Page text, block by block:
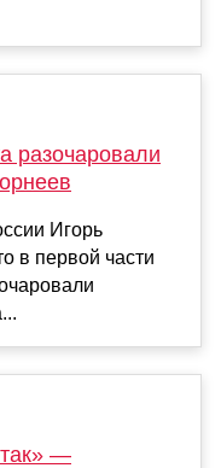
разочаровали
Игорь
в первой части
—